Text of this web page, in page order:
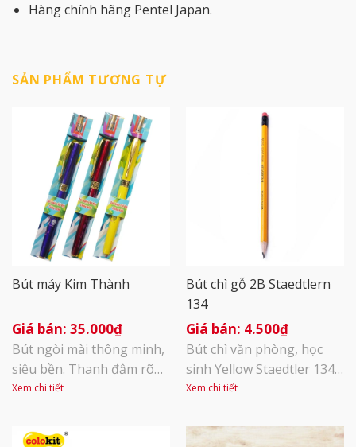
Hàng chính hãng Pentel Japan.
SẢN PHẨM TƯƠNG TỰ
Bút máy Kim Thành
35.000₫
Bút ngòi mài thông minh,
siêu bền. Thanh đậm rõ
ràng, sắc nét. Đảm bảo
băng dính có logo Kim
Xem chi tiết
Bút chì gỗ 2B Staedtlern
134
4.500₫
Bút chì văn phòng, học
sinh Yellow Staedtler 134
được nhập khẩu từ CHLB
thẳng từ 70% nguyên liệu
Xem chi tiết